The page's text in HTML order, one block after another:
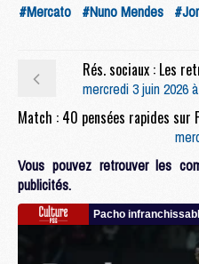
#Mercato #Nuno Mendes
mercredi 3 juin 2026
Vous pouvez retrouver les
publicités.